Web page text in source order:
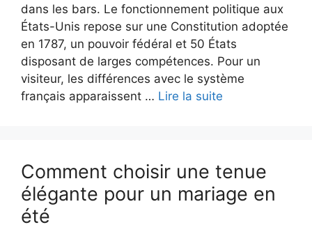
dans les bars. Le fonctionnement politique aux
États-Unis repose sur une Constitution adoptée
en 1787, un pouvoir fédéral et 50 États
disposant de larges compétences. Pour un
visiteur, les différences avec le système
français apparaissent … Lire la suite
Comment choisir une tenue
élégante pour un mariage en
été